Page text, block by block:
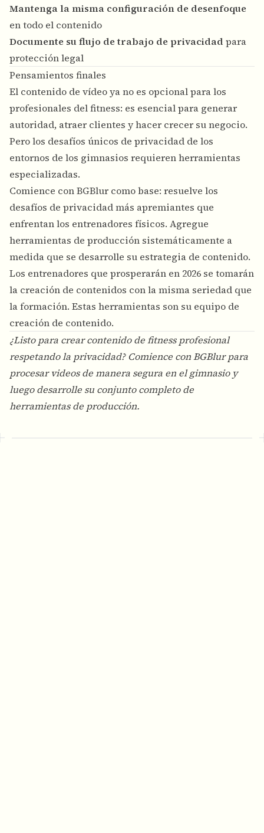
Mantenga la misma configuración de desenfoque
en todo el contenido
Documente su flujo de trabajo de privacidad para
protección legal
Pensamientos finales
El contenido de vídeo ya no es opcional para los
profesionales del fitness: es esencial para generar
autoridad, atraer clientes y hacer crecer su negocio.
Pero los desafíos únicos de privacidad de los
entornos de los gimnasios requieren herramientas
especializadas.
Comience con BGBlur como base: resuelve los
desafíos de privacidad más apremiantes que
enfrentan los entrenadores físicos. Agregue
herramientas de producción sistemáticamente a
medida que se desarrolle su estrategia de contenido.
Los entrenadores que prosperarán en 2026 se tomarán
la creación de contenidos con la misma seriedad que
la formación. Estas herramientas son su equipo de
creación de contenido.
¿Listo para crear contenido de fitness profesional
respetando la privacidad? Comience conBGBlurpara
procesar videos de manera segura en el gimnasio y
luego desarrolle su conjunto completo de
herramientas de producción.